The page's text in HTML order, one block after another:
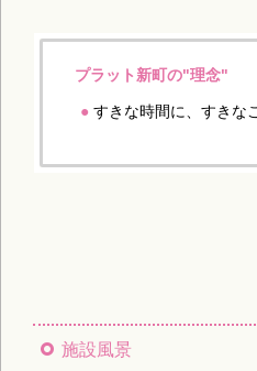
プラット新町の"理念"
●すきな時間に、すきな
施設風景